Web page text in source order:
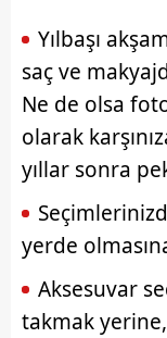
Yılbaşı
saç ve
Ne de olsa
olarak
yıllar sonra
yerde
Aksesuvar
takmak